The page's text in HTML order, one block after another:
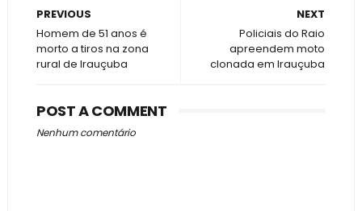
NEXT
Policiais do Raio
apreendem moto
clonada em Irauçuba
PREVIOUS
Homem de 51 anos é
morto a tiros na zona
rural de Irauçuba
POST A COMMENT
Nenhum comentário